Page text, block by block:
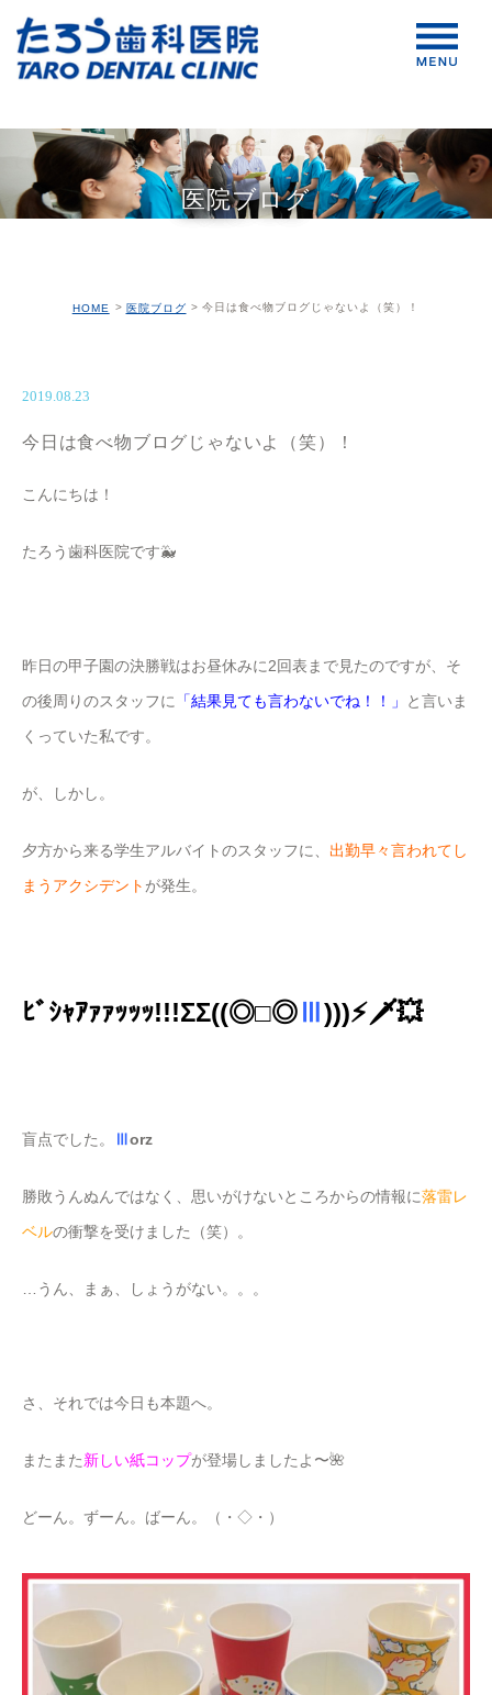
医院ブログ
HOME 医院ブログ 今日は食べ物ブログじゃないよ（笑）！
2019.08.23
今日は食べ物ブログじゃないよ（笑）！
こんにちは！
たろう歯科医院です🐳
昨日の甲子園の決勝戦はお昼休みに2回表まで見たのですが、そ
の後周りのスタッフに
「結果見ても言わないでね！！」
と言いま
くっていた私です。
が、しかし。
夕方から来る学生アルバイトのスタッフに、 出勤早々言われてし
まうアクシデント が発生。
ﾋﾞｼｬｱｧｧｯｯｯ!!!ΣΣ((◎□◎ )))⚡️🗡💥
盲点でした。 Ⅲorz
勝敗うんぬんではなく、思いがけないところからの情報に落雷レ
ベルの衝撃を受けました（笑）。
…うん、まぁ、しょうがない。。。
さ、それでは今日も本題へ。
またまた新しい紙コップが登場しましたよ〜🌺
どーん。ずーん。ばーん。（・◇・）